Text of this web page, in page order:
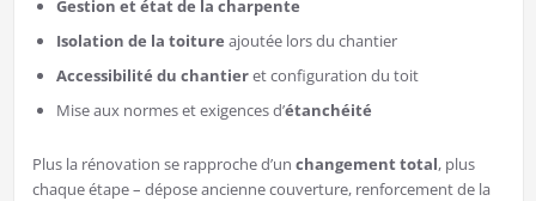
Gestion et état de la charpente
Isolation de la toiture ajoutée lors du chantier
Accessibilité du chantieret configuration du toit
Mise aux normes et exigences d’étanchéité
Plus la rénovation se rapproche d’un changement total, plus
chaque étape – dépose ancienne couverture, renforcement de la